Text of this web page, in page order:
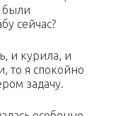
были
сейчас?
и курила, и
то я спокойно
задачу.